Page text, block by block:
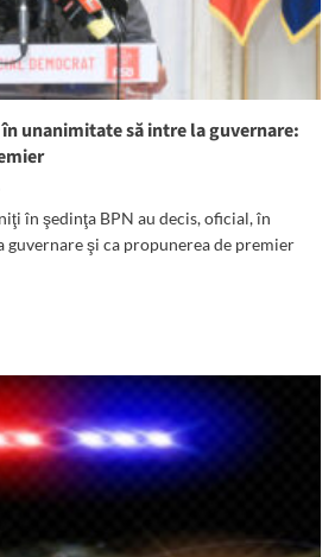
în unanimitate să intre la guvernare:
în şedinţa BPN au decis, oficial, în
guvernare şi ca propunerea de premier